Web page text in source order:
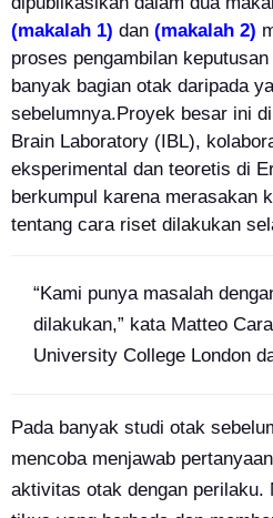
(makalah 1) dan (makalah 2)
proses pengambilan
banyak bagian otak daripada
sebelumnya.Proyek besar ini
Brain Laboratory (IBL),
eksperimental dan teoretis di
berkumpul karena merasakan
tentang cara riset dilakukan
“Kami punya masalah
dilakukan,” kata Matteo
University College London
Pada banyak studi otak
mencoba menjawab
aktivitas otak dengan perilaku.